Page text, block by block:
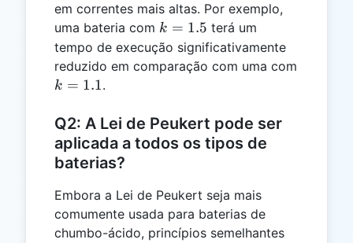
em correntes mais altas. Por exemplo,
uma bateria com k
=
1.5
k = 1.5 terá um
tempo de execução significativamente
reduzido em comparação com uma com
k
1.1
k = 1.1.
Q2: A Lei de Peukert pode ser
aplicada a todos os tipos de
baterias?
Embora a Lei de Peukert seja mais
comumente usada para baterias de
chumbo-ácido, princípios semelhantes